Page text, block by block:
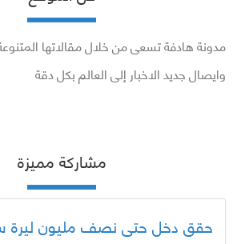
مدونة هادفة تسعى من خلال مقالاتها
وايصال جديد الاخبار إلى العالم بكل دقة
مشاركة مميزة
حقق دخل حتى نصف مليون ليرة